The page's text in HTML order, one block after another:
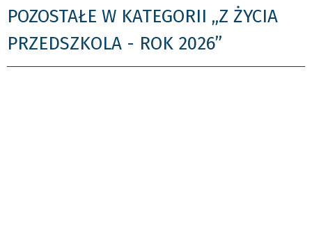
POZOSTAŁE W KATEGORII „Z ŻYCIA
PRZEDSZKOLA - ROK 2026”